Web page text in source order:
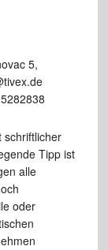
5,
schriftlicher
Tipp ist
alle
oder